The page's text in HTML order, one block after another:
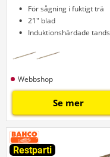
För sågning i fuktigt trä
21" blad
Webbshop
Se mer
Restparti